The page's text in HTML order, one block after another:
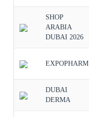
SHOP
ARABIA
DUBAI 2026
EXPOPHARM
DUBAI
DERMA